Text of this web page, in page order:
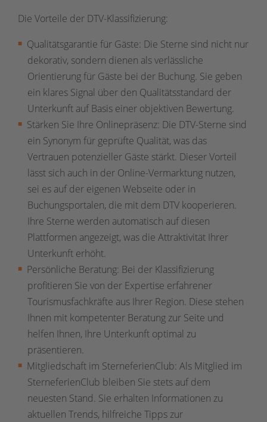
Die Vorteile der DTV-Klassifizierung:
Qualitätsgarantie für Gäste: Die Sterne sind nicht nur
dekorativ, sondern dienen als verlässliche
Orientierung für Gäste bei der Buchung. Sie geben
ein klares Signal über den Qualitätsstandard der
Unterkunft auf Basis einer objektiven Bewertung.
Stärken Sie Ihre Onlinepräsenz: Die DTV-Sterne sind
ein Synonym für geprüfte Qualität, was das
Vertrauen potenzieller Gäste stärkt. Dieser Vorteil
lässt sich auch in der Online-Vermarktung nutzen,
sei es auf der eigenen Webseite oder in
Buchungsportalen, die mit dem DTV kooperieren.
Ihre Sterne werden automatisch auf diesen
Plattformen angezeigt, was die Attraktivität Ihrer
Unterkunft erhöht.
Persönliche Beratung: Bei der Klassifizierung
profitieren Sie von der Expertise erfahrener
Tourismusfachkräfte aus Ihrer Region. Diese stehen
Ihnen mit kompetenter Beratung zur Seite und
helfen Ihnen, Ihre Unterkunft optimal zu
präsentieren.
Mitgliedschaft im SterneferienClub: Als Mitglied im
SterneferienClub bleiben Sie stets auf dem
neuesten Stand. Sie erhalten Informationen zu
aktuellen Trends, hilfreiche Tipps zur